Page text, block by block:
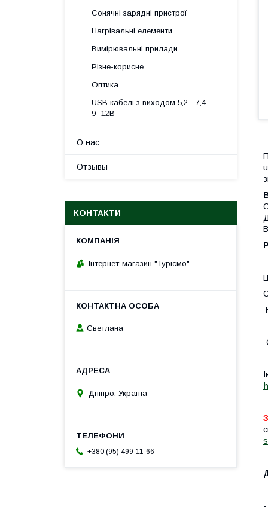
-
-
-
-
Сонячні зарядні пристрої
Нагрівальні елементи
Вимірювальні прилади
Різне-корисне
Оптика
USB кабелі з виходом 5,2 - 7,4 -
9 -12В
О нас
Отзывы
КОНТАКТИ
Інтернет-магазин "Турісмо"
Светлана
Дніпро, Україна
+380 (95) 499-11-66